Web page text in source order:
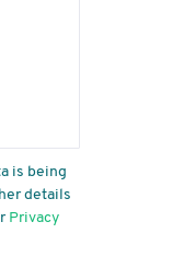
is being
details
Privacy